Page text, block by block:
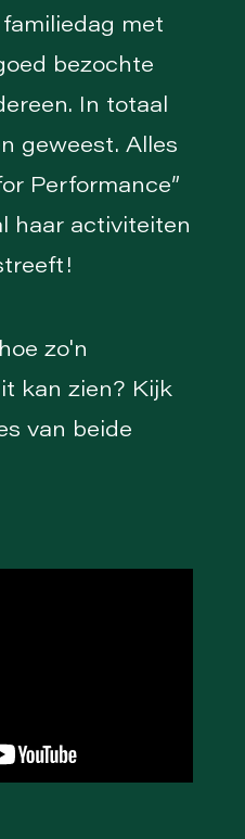
met
bezochte
In totaal
geweest. Alles
Performance”
haar activiteiten
zo'n
kan zien? Kijk
van beide